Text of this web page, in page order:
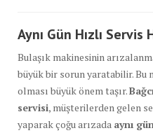
Aynı Gün Hızlı Servis
Bulaşık makinesinin
büyük bir sorun yaratabilir. Bu
olması büyük önem taşır.
servisi, müşterilerden gelen
yaparak çoğu arızada aynı